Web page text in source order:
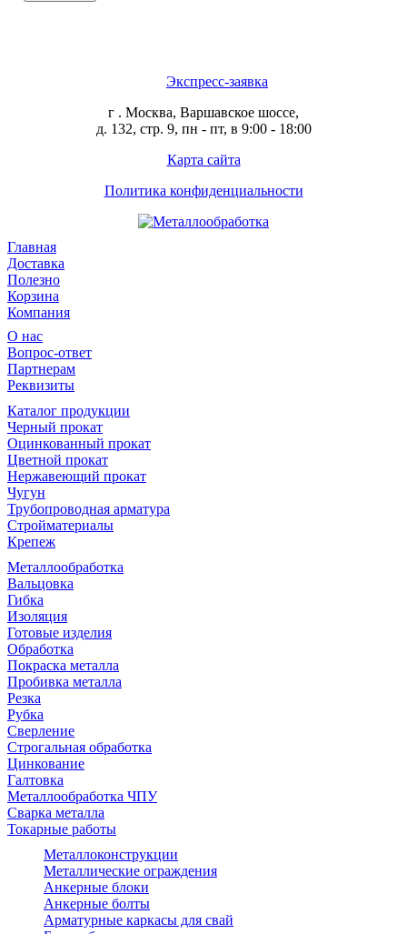
Экспресс-заявка
г . Москва, Варшавское шоссе,
д. 132, стр. 9, пн - пт, в 9:00 - 18:00
Карта сайта
Политика конфиденциальности
Главная
Доставка
Полезно
Корзина
Компания
О нас
Вопрос-ответ
Партнерам
Реквизиты
Каталог продукции
Черный прокат
Оцинкованный прокат
Цветной прокат
Нержавеющий прокат
Чугун
Трубопроводная арматура
Стройматериалы
Крепеж
Металлообработка
Вальцовка
Гибка
Изоляция
Готовые изделия
Обработка
Покраска металла
Пробивка металла
Резка
Рубка
Сверление
Строгальная обработка
Цинкование
Галтовка
Металлообработка ЧПУ
Сварка металла
Токарные работы
Металлоконструкции
Металлические ограждения
Анкерные блоки
Анкерные болты
Арматурные каркасы для свай